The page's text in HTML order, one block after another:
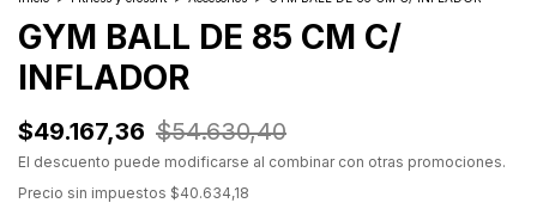
GYM BALL DE 85 CM C/
INFLADOR
$49.167,36 $54.630,40
El descuento puede modificarse al combinar con otras promociones.
Precio sin impuestos $40.634,18